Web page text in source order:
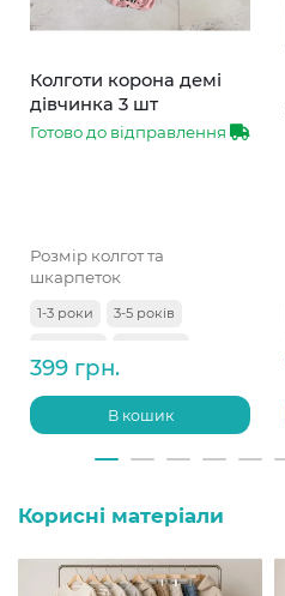
Колготи корона демі
дівчинка 3 шт
Готово до відправлення
Розмір колгот та
шкарпеток
1-3 роки
3-5 років
9-11 років
399 грн.
В кошик
Корисні матеріали